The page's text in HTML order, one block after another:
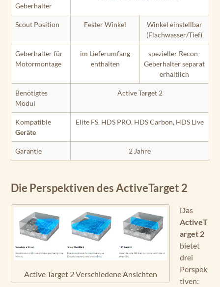
Geberhalter
Scout Position Fester Winkel
Winkel einstellbar
(Flachwasser/Tief)
Geberhalter für
Motormontage
im Lieferumfang
enthalten
spezieller Recon-
Geberhalter separat
erhältlich
Benötigtes
Modul
Active Target 2
Kompatible
Geräte
Elite FS, HDS PRO, HDS Carbon, HDS Live
Garantie 2 Jahre
Die Perspektiven des ActiveTarget 2
Active Target 2 Verschiedene Ansichten
Das
ActiveT
arget 2
bietet
drei
Perspek
tiven: